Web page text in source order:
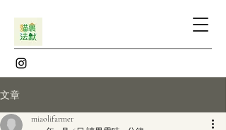
文章
miaolifarmer